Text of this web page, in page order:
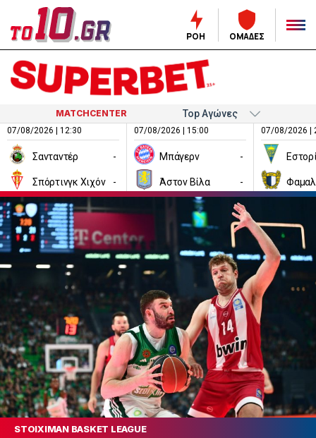
ΡΟΗ ΟΜΑΔΕΣ
MATCHCENTER
07/08/2026 | 12:30
Σανταντέρ -
Σπόρτινγκ Χιχόν -
07/08/2026 | 15:00
Μπάγερν -
Άστον Βίλα -
07/08/2026 |
STOIXIMAN BASKET LEAGUE